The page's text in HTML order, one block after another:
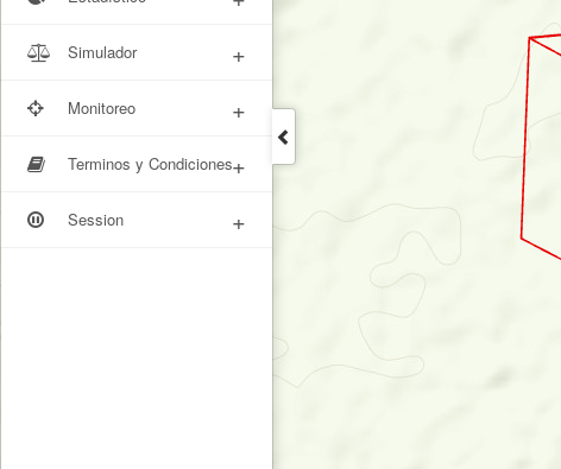
Simulador +
Monitoreo +
Terminos y Condiciones+
Session +